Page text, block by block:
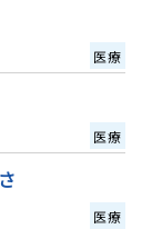
医療
医療
医療